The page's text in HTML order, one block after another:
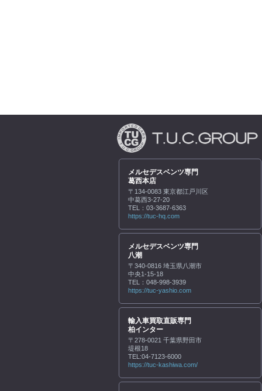
メルセデスベンツ専門
葛西本店
〒134-0083 東京都江戸川区
中葛西3-27-20
TEL：03-3687-6363
https://tuc-hq.com
メルセデスベンツ専門
八潮
〒340-0816 埼玉県八潮市
中央1-15-18
TEL：048-998-3939
https://tuc-yashio.com
輸入車買取直販専門
柏インター
〒278-0021 千葉県野田市
堤根18
TEL:04-7123-6000
https://tuc-kashiwa.com/